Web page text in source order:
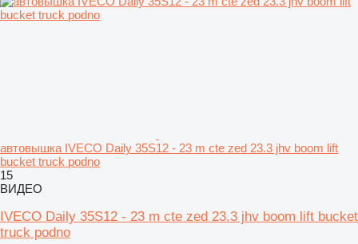
автовышка IVECO Daily 35S12 - 23 m cte zed 23.3 jhv boom lift
bucket truck podno
15
ВИДЕО
IVECO Daily 35S12 - 23 m cte zed 23.3 jhv boom lift bucket
truck podno